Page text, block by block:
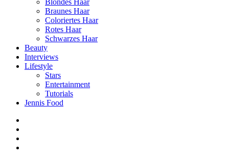
Blondes Haar
Braunes Haar
Coloriertes Haar
Rotes Haar
Schwarzes Haar
Beauty
Interviews
Lifestyle
Stars
Entertainment
Tutorials
Jennis Food